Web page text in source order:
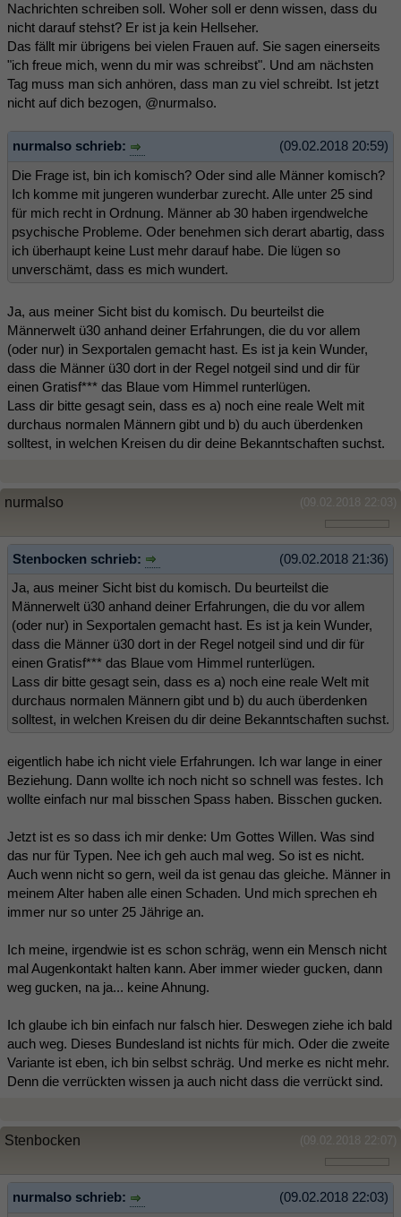
Nachrichten schreiben soll. Woher soll er denn wissen, dass du
nicht darauf stehst? Er ist ja kein Hellseher.
Das fällt mir übrigens bei vielen Frauen auf. Sie sagen einerseits
"ich freue mich, wenn du mir was schreibst". Und am nächsten
Tag muss man sich anhören, dass man zu viel schreibt. Ist jetzt
nicht auf dich bezogen, @nurmalso.
(09.02.2018 20:59)
nurmalso schrieb:
Die Frage ist, bin ich komisch? Oder sind alle Männer komisch?
Ich komme mit jungeren wunderbar zurecht. Alle unter 25 sind
für mich recht in Ordnung. Männer ab 30 haben irgendwelche
psychische Probleme. Oder benehmen sich derart abartig, dass
ich überhaupt keine Lust mehr darauf habe. Die lügen so
unverschämt, dass es mich wundert.
Ja, aus meiner Sicht bist du komisch. Du beurteilst die
Männerwelt ü30 anhand deiner Erfahrungen, die du vor allem
(oder nur) in Sexportalen gemacht hast. Es ist ja kein Wunder,
dass die Männer ü30 dort in der Regel notgeil sind und dir für
einen Gratisf*** das Blaue vom Himmel runterlügen.
Lass dir bitte gesagt sein, dass es a) noch eine reale Welt mit
durchaus normalen Männern gibt und b) du auch überdenken
solltest, in welchen Kreisen du dir deine Bekanntschaften suchst.
(09.02.2018 22:03)
nurmalso
(09.02.2018 21:36)
Stenbocken schrieb:
Ja, aus meiner Sicht bist du komisch. Du beurteilst die
Männerwelt ü30 anhand deiner Erfahrungen, die du vor allem
(oder nur) in Sexportalen gemacht hast. Es ist ja kein Wunder,
dass die Männer ü30 dort in der Regel notgeil sind und dir für
einen Gratisf*** das Blaue vom Himmel runterlügen.
Lass dir bitte gesagt sein, dass es a) noch eine reale Welt mit
durchaus normalen Männern gibt und b) du auch überdenken
solltest, in welchen Kreisen du dir deine Bekanntschaften suchst.
eigentlich habe ich nicht viele Erfahrungen. Ich war lange in einer
Beziehung. Dann wollte ich noch nicht so schnell was festes. Ich
wollte einfach nur mal bisschen Spass haben. Bisschen gucken.
Jetzt ist es so dass ich mir denke: Um Gottes Willen. Was sind
das nur für Typen. Nee ich geh auch mal weg. So ist es nicht.
Auch wenn nicht so gern, weil da ist genau das gleiche. Männer in
meinem Alter haben alle einen Schaden. Und mich sprechen eh
immer nur so unter 25 Jährige an.
Ich meine, irgendwie ist es schon schräg, wenn ein Mensch nicht
mal Augenkontakt halten kann. Aber immer wieder gucken, dann
weg gucken, na ja... keine Ahnung.
Ich glaube ich bin einfach nur falsch hier. Deswegen ziehe ich bald
auch weg. Dieses Bundesland ist nichts für mich. Oder die zweite
Variante ist eben, ich bin selbst schräg. Und merke es nicht mehr.
Denn die verrückten wissen ja auch nicht dass die verrückt sind.
(09.02.2018 22:07)
Stenbocken
(09.02.2018 22:03)
nurmalso schrieb: